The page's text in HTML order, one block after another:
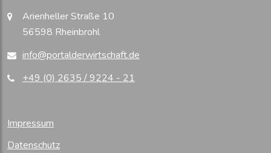
Arienheller Straße 10
56598 Rheinbrohl
info@portalderwirtschaft.de
+49 (0) 2635 / 9224 - 21
Impressum
Datenschutz